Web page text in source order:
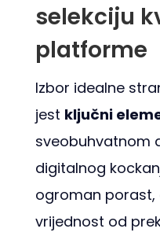
selekciju
platforme
Izbor idealne
jest ključni
sveobuhvatnom
digitalnog
ogroman porast,
vrijednost od